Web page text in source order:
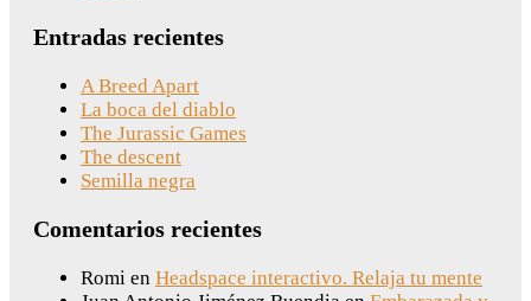
Entradas recientes
A Breed Apart
La boca del diablo
The Jurassic Games
The descent
Semilla negra
Comentarios recientes
Romi en Headspace interactivo. Relaja tu mente